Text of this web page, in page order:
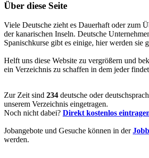
Über diese Seite
Viele Deutsche zieht es Dauerhaft oder zum
der kanarischen Inseln. Deutsche
Spanischkurse gibt es einige, hier werden sie
Helft uns diese Website zu vergrößern und
ein Verzeichnis zu schaffen in dem jeder
Zur Zeit sind 234 deutsche oder
unserem Verzeichnis eingetragen.
Noch nicht dabei? Direkt kostenlos
Jobangebote und Gesuche können in der
werden.